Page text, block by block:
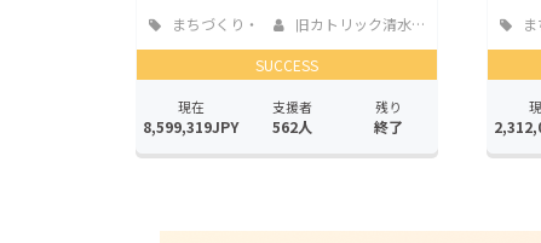
まちづくり・
地域活性化
旧カトリック清水教...
SUCCESS
現在
8,599,319JPY
支援者
562人
残り
終了
地域